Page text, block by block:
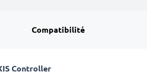
Compatibilité
Controller